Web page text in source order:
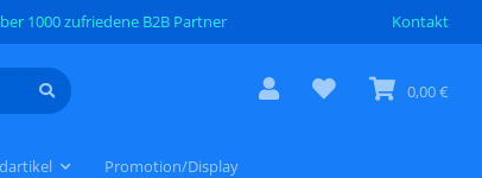
Kontakt
1000 zufriedene B2B Partner
0,00 €
Promotion/Display